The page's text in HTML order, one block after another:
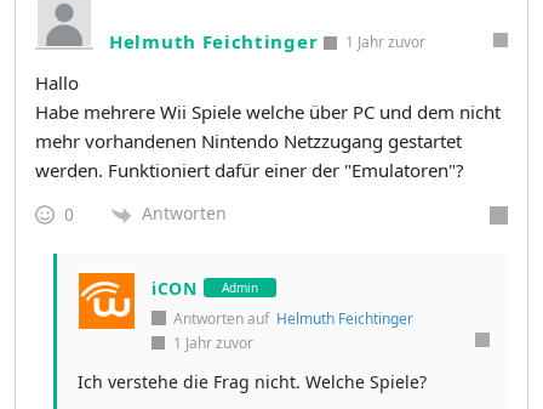
Helmuth Feichtinger 1 Jahr zuvor
Hallo
Habe mehrere Wii Spiele welche über PC und dem nicht
mehr vorhandenen Nintendo Netzzugang gestartet
werden. Funktioniert dafür einer der "Emulatoren"?
0 Antworten
iCON Admin
Antworten auf Helmuth Feichtinger
1 Jahr zuvor
Ich verstehe die Frag nicht. Welche Spiele?